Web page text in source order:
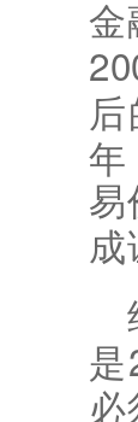
金
年
易
成
是
必